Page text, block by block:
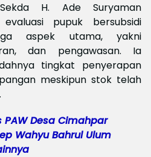
H. Ade Suryaman
pupuk bersubsidi
aspek utama, yakni
dan pengawasan. Ia
tingkat penyerapan
meskipun stok telah
PAW Desa Cimahpar
Wahyu Bahrul Ulum